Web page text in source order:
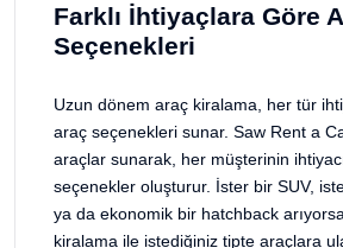
Farklı İhtiyaçlara Göre
Seçenekleri
Uzun dönem araç kiralama, her tür
araç seçenekleri sunar. Saw Rent a
araçlar sunarak, her müşterinin
seçenekler oluşturur. İster bir SUV,
ya da ekonomik bir hatchback
kiralama ile istediğiniz tipte araçlara